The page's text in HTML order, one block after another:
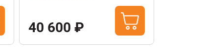
40 600 ₽